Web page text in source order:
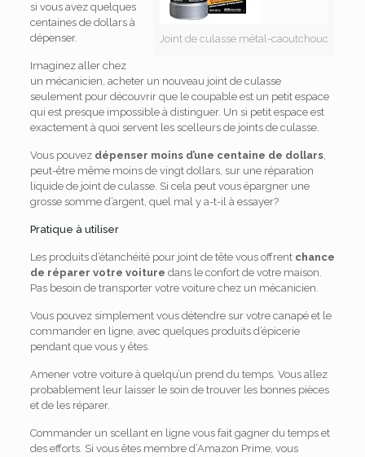
Joint de culasse métal-caoutchouc
si vous avez quelques
centaines de dollars à
dépenser.
Imaginez aller chez
un mécanicien, acheter un nouveau joint de culasse
seulement pour découvrir que le coupable est un petit espace
qui est presque impossible à distinguer. Un si petit espace est
exactement à quoi servent les scelleurs de joints de culasse.
Vous pouvez dépenser moins d’une centaine de dollars,
peut-être même moins de vingt dollars, sur une réparation
liquide de joint de culasse. Si cela peut vous épargner une
grosse somme d’argent, quel mal y a-t-il à essayer?
Pratique à utiliser
Les produits d’étanchéité pour joint de tête vous offrent chance
de réparer votre voiture dans le confort de votre maison.
Pas besoin de transporter votre voiture chez un mécanicien.
Vous pouvez simplement vous détendre sur votre canapé et le
commander en ligne, avec quelques produits d’épicerie
pendant que vous y êtes.
Amener votre voiture à quelqu’un prend du temps. Vous allez
probablement leur laisser le soin de trouver les bonnes pièces
et de les réparer.
Commander un scellant en ligne vous fait gagner du temps et
des efforts. Si vous êtes membre d’Amazon Prime, vous